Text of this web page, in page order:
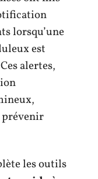
lorsqu’une
est
alertes,
les outils